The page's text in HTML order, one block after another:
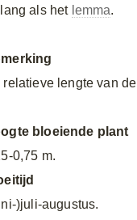
als het lemma.
relatieve lengte van de
bloeiende plant
0,75 m.
)juli-augustus.